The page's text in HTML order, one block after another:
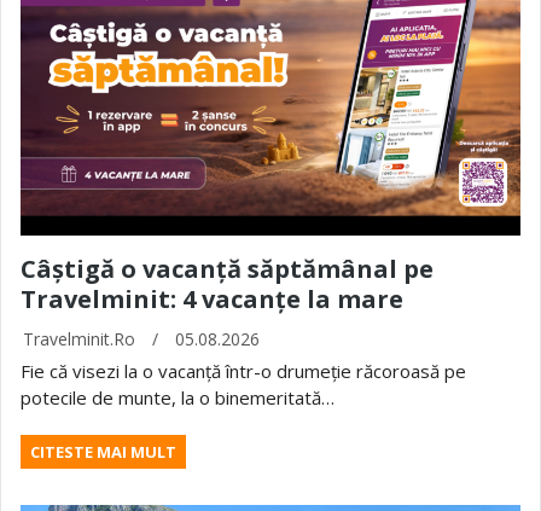
Câștigă o vacanță săptămânal pe
Travelminit: 4 vacanțe la mare
Travelminit.ro / 05.08.2026
Fie că visezi la o vacanță într-o drumeție răcoroasă pe
potecile de munte, la o binemeritată…
CITESTE MAI MULT